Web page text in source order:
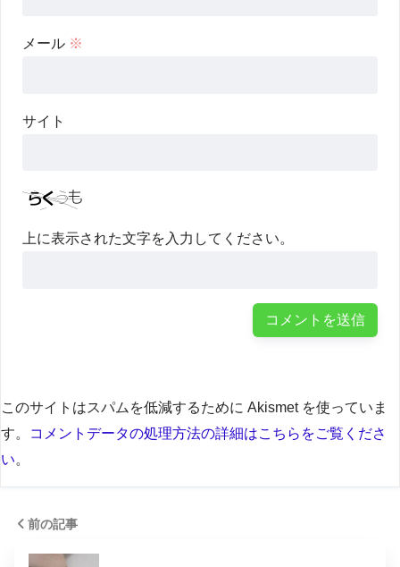
メール ※
サイト
上に表示された文字を入力してください。
このサイトはスパムを低減するために Akismet を使っていま
す。
コメントデータの処理方法の詳細はこちらをご覧くださ
い。
前の記事